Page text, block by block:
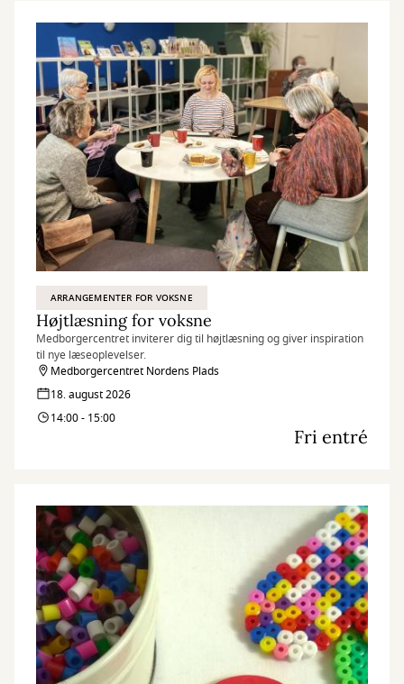
ARRANGEMENTER FOR VOKSNE
Højtlæsning for voksne
Medborgercentret inviterer dig til højtlæsning og giver inspiration
til nye læseoplevelser.
Medborgercentret Nordens Plads
18. august 2026
14:00 - 15:00
Fri entré